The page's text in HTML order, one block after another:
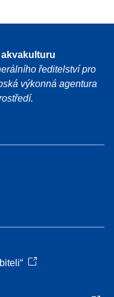
ředitelství pro
výkonná agentura